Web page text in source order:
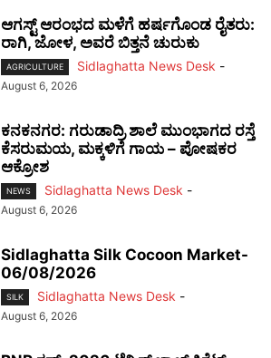
ಆಗಸ್ಟ್ ಆರಂಭದ ಮಳೆಗೆ ಹರ್ಷಗೊಂಡ ರೈತರು:
ರಾಗಿ, ಜೋಳ, ಅವರೆ ಬಿತ್ತನೆ ಚುರುಕು
AGRICULTURE Sidlaghatta News Desk -
August 6, 2026
ಕನಕನಗರ: ಗರುಡಾದ್ರಿ ಶಾಲೆ ಮುಂಭಾಗದ ರಸ್ತೆ
ಕೆಸರುಮಯ, ಮಕ್ಕಳಿಗೆ ಗಾಯ – ಪೋಷಕರ
ಆಕ್ರೋಶ
NEWS Sidlaghatta News Desk -
August 6, 2026
Sidlaghatta Silk Cocoon Market-
06/08/2026
SILK Sidlaghatta News Desk -
August 6, 2026